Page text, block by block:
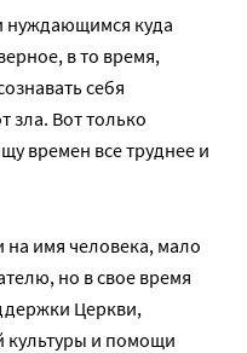
нуждающимся куда
в то время,
себя
зла. Вот только
времен все труднее и
на имя человека, мало
но в свое время
Церкви,
культуры и помощи